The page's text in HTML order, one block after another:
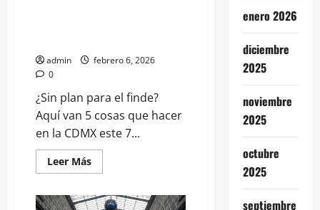
admin
febrero 6, 2026
0
¿Sin plan para el finde?
Aquí van 5 cosas que hacer
en la CDMX este 7...
Leer MásLeer
más
Qué
enero 2026
diciembre
2025
noviembre
2025
octubre
2025
septiembre